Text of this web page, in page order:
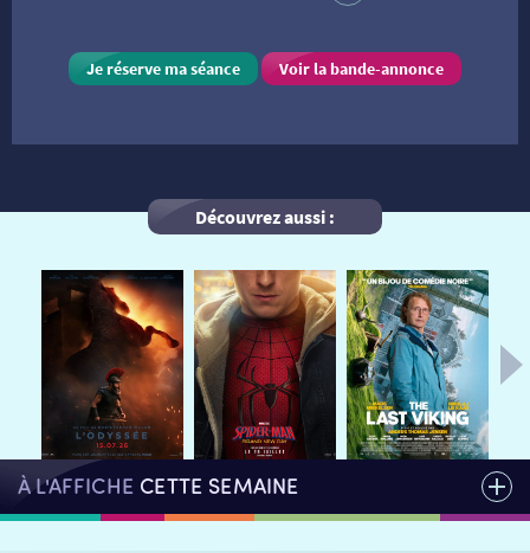
JEUNESSE
AUTRES RENDEZ-VOUS
VISITE DE CABINE
STAGES VIDÉO
MON COMPTE
ADHÉRER
PARTENAIRES
LE REX
LE DORON
NOUS CONTACTER
Je réserve ma séance Voir la bande-annonce
Découvrez aussi :
À L'AFFICHE CETTE SEMAINE